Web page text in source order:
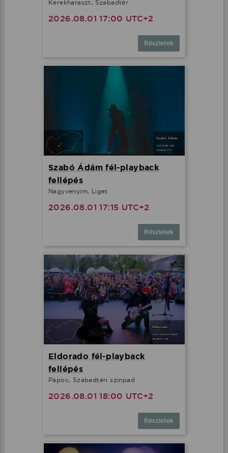
Kerekharaszt, Szabadtér
2026.08.01 17:00 UTC+2
Részletek
Szabó Ádám fél-playback
fellépés
Nagyvenyim, Liget
2026.08.01 17:15 UTC+2
Részletek
Eldorado fél-playback
fellépés
Pápoc, Szabadtéri színpad
2026.08.01 18:00 UTC+2
Részletek